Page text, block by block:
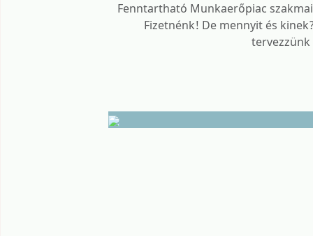
Fenntartható Munkaerőpiac
Fizetnénk! De mennyit és
tervezzünk